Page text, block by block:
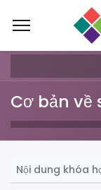
Cơ bản về
Nội dung khóa